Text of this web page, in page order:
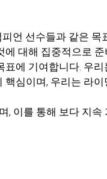
언 선수들과 같은
대해 집중적으로
에 기여합니다. 우
심이며, 우리는 라
, 이를 통해 보다 지